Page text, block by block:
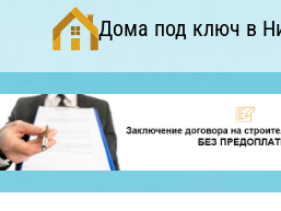
Дома под ключ в